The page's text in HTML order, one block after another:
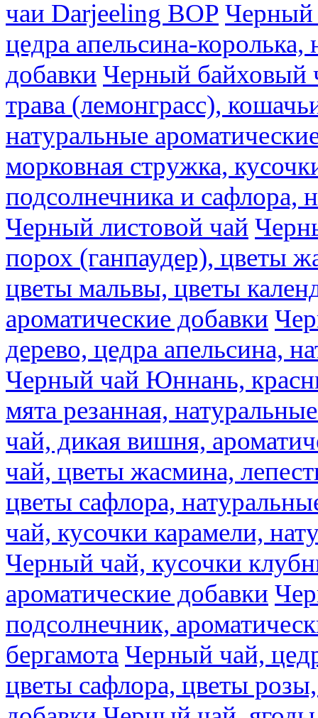
чаи Darjeeling BOP Черный
цедра апельсина-
добавки Черный байховый
трава (лемонграсс),
натуральные
морковная стружка,
подсолнечника и сафлора,
Черный листовой чай
порох (ганпаудер), цветы
цветы мальвы, цветы
ароматические добавки
дерево, цедра апельсина,
Черный чай Юннань,
мята резанная,
чай, дикая вишня,
чай, цветы жасмина,
цветы сафлора,
чай, кусочки карамели,
Черный чай, кусочки
ароматические добавки
подсолнечник,
бергамота Черный чай,
цветы сафлора, цветы